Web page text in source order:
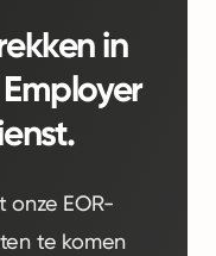
in
onze EOR-
te komen